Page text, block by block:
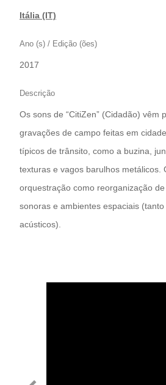
Itália (IT)
Ano (s) / Edição (ões)
2017
Descrição
Os sons de “CitiZen” (Cidadão) vêm
gravações de campo feitas em
típicos de trânsito, como a buzina,
texturas e vagos barulhos metálicos.
orquestração como reorganização
sonoras e ambientes espaciais
acústicos).